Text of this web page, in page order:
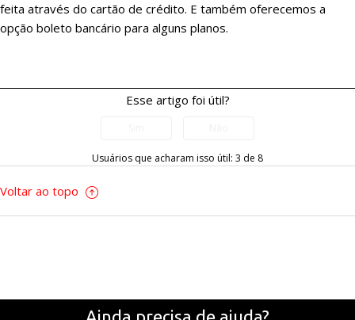
feita através do cartão de crédito. E também oferecemos a
opção boleto bancário para alguns planos.
Esse artigo foi útil?
Usuários que acharam isso útil: 3 de 8
Voltar ao topo